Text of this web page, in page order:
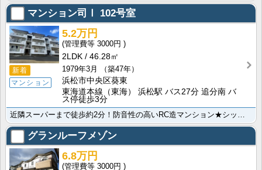
マンション司Ⅰ 102号室
新着
マンション
5.2万円
3000円
2LDK
46.28㎡
1979年3月
（築47年）
浜松市中央区葵東
東海道本線（東海） 浜松駅 バス27分 追分南 バ
ス停徒歩3分
近隣スーパーまで徒歩約2分！防音性の高いRC造マンション★シックにリフォームされた美室です！2口コン･･･
グランルーフメゾン
6.8万円
3000円